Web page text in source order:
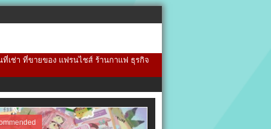
เช่า ที่ขายของ แฟรนไชส์ ร้านกาแฟ ธุรกิจ